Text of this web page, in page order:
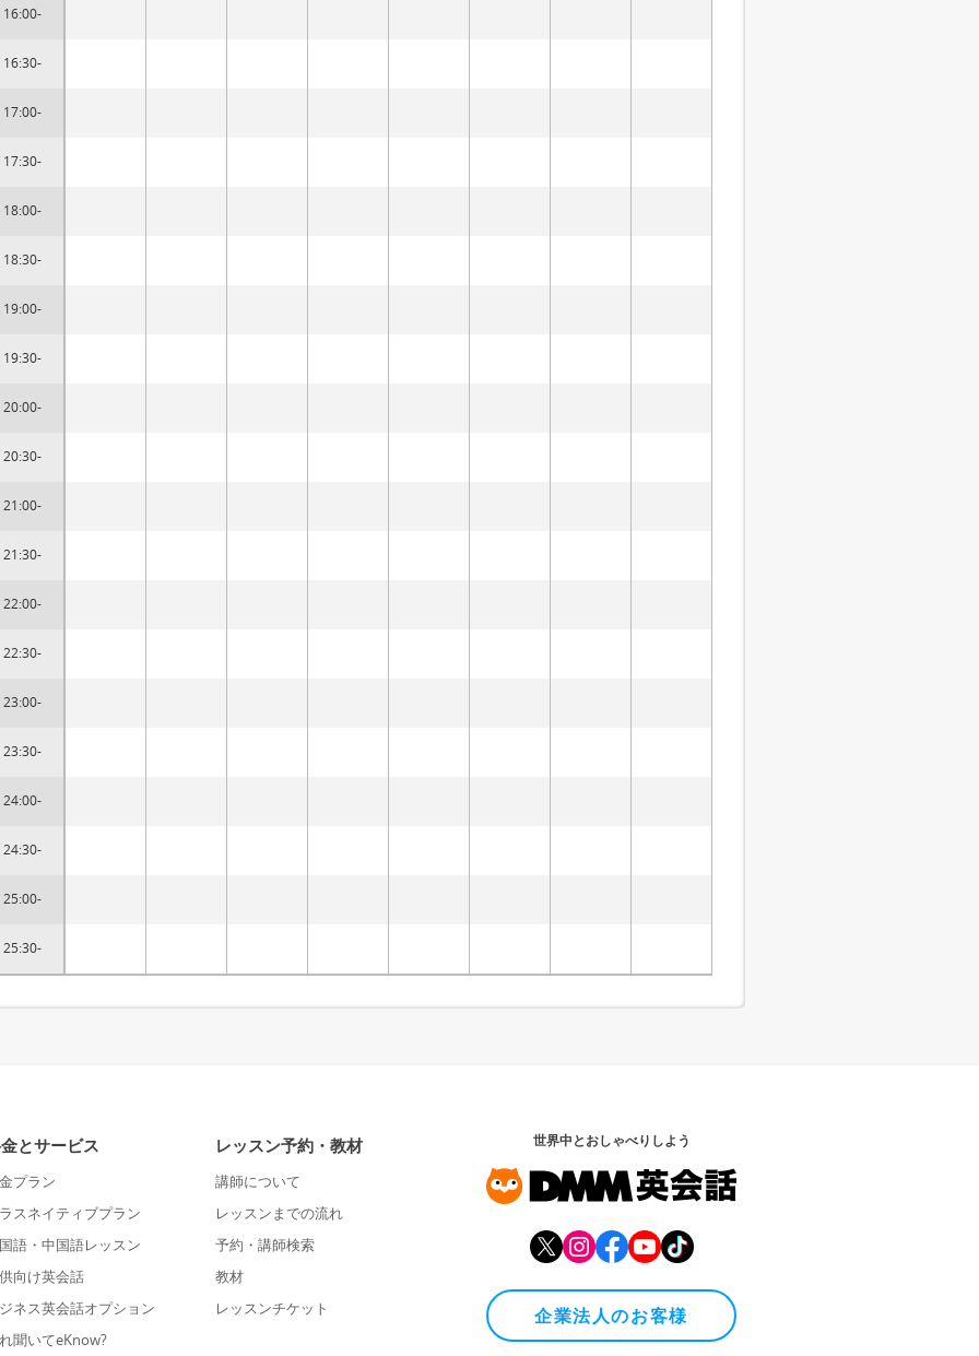
16:00-
16:30-
17:00-
17:30-
18:00-
18:30-
19:00-
19:30-
20:00-
20:30-
21:00-
21:30-
22:00-
22:30-
23:00-
23:30-
24:00-
24:30-
25:00-
25:30-
とサービス
プラン
スネイティブプラン
語・中国語レッスン
向け英会話
ネス英会話オプション
聞いてeKnow?
レッスン予約・教材
講師について
レッスンまでの流れ
予約・講師検索
教材
レッスンチケット
世界中とおしゃべりしよう
企業法人のお客様